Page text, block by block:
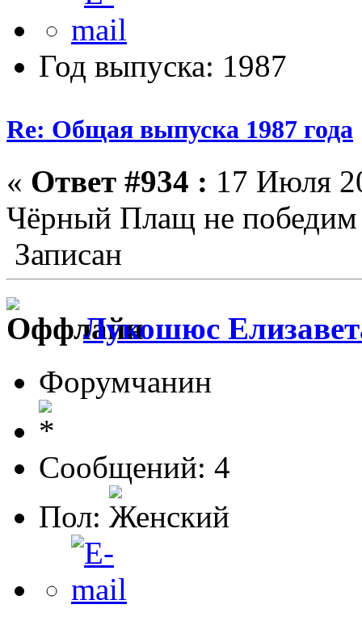
Год выпуска: 1987
Re: Общая выпуска 1987 года
« Ответ #934 : 17 Июля
Чёрный Плащ не
Записан
Лукошюс
Форумчанин
Сообщений: 4
Пол: